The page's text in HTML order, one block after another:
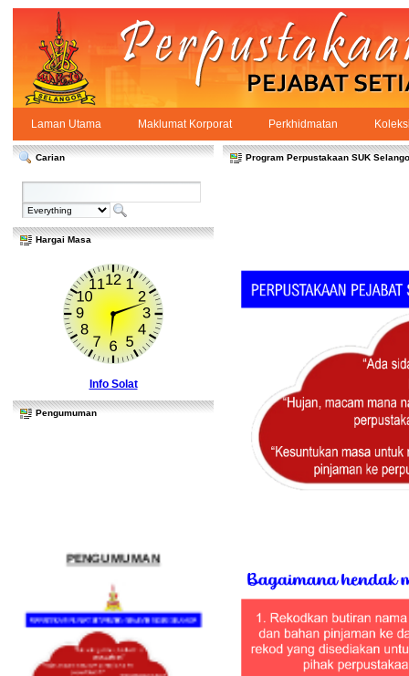
Skip to Content
PPSUKSEL
Laman Utama
Laman Utama Maklumat Korporat Perkhidmatan
Carian
Hargai Masa
Info Solat
Pengumuman
Program Perpustakaan SUK